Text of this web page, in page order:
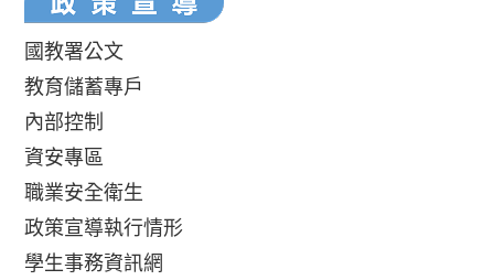
國教署公文
教育儲蓄專戶
內部控制
資安專區
職業安全衛生
政策宣導執行情形
學生事務資訊網